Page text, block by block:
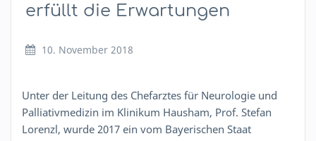
erfüllt die Erwartungen
10. November 2018
Unter der Leitung des Chefarztes für Neurologie und
Palliativmedizin im Klinikum Hausham, Prof. Stefan
Lorenzl, wurde 2017 ein vom Bayerischen Staat